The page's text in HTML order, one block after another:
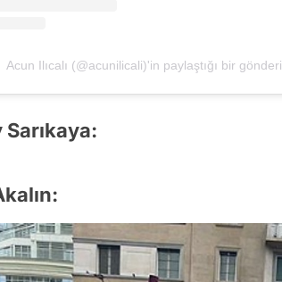
Acun Ilıcalı (@acunilicali)'in paylaştığı bir gönderi